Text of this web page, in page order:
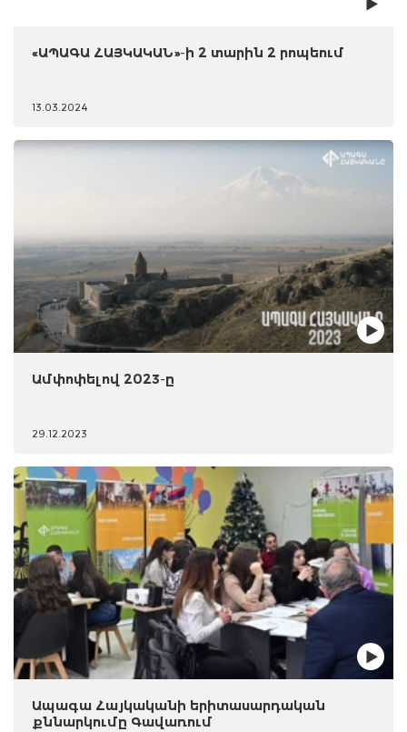
«ԱՊԱԳԱ ՀԱՅԿԱԿԱՆ»-ի 2 տարին 2 րոպեում
13.03.2024
Ամփոփելով 2023-ը
29.12.2023
Ապագա Հայկականի երիտասարդական
քննարկումը Գավառում